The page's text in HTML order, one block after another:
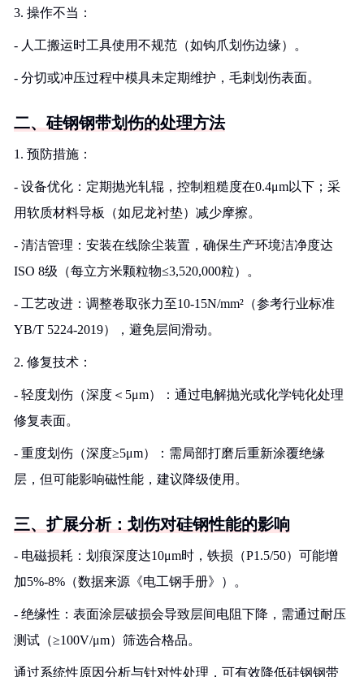
3. 操作不当：
- 人工搬运时工具使用不规范（如钩爪划伤边缘）。
- 分切或冲压过程中模具未定期维护，毛刺划伤表面。
二、硅钢钢带划伤的处理方法
1. 预防措施：
- 设备优化：定期抛光轧辊，控制粗糙度在0.4μm以下；采
用软质材料导板（如尼龙衬垫）减少摩擦。
- 清洁管理：安装在线除尘装置，确保生产环境洁净度达
ISO 8级（每立方米颗粒物≤3,520,000粒）。
- 工艺改进：调整卷取张力至10-15N/mm²（参考行业标准
YB/T 5224-2019），避免层间滑动。
2. 修复技术：
- 轻度划伤（深度＜5μm）：通过电解抛光或化学钝化处理
修复表面。
- 重度划伤（深度≥5μm）：需局部打磨后重新涂覆绝缘
层，但可能影响磁性能，建议降级使用。
三、扩展分析：划伤对硅钢性能的影响
- 电磁损耗：划痕深度达10μm时，铁损（P1.5/50）可能增
加5%-8%（数据来源《电工钢手册》）。
- 绝缘性：表面涂层破损会导致层间电阻下降，需通过耐压
测试（≥100V/μm）筛选合格品。
通过系统性原因分析与针对性处理，可有效降低硅钢钢带